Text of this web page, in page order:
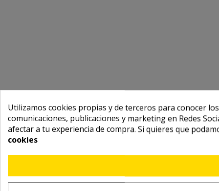
Utilizamos cookies propias y de terceros para conocer
comunicaciones, publicaciones y marketing en Redes
afectar a tu experiencia de compra. Si quieres que
cookies